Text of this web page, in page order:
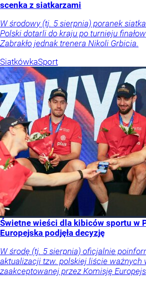
scenka z siatkarzami
W środowy (tj. 5 sierpnia) poranek
Polski dotarli do kraju po turnieju
Zabrakło jednak trenera Nikoli Grbicia.
SiatkówkaSport
Świetne wieści dla kibiców sportu w
Europejska podjęła decyzję
W środę (tj. 5 sierpnia) oficjalnie
aktualizacji tzw. polskiej liście ważnych
zaakceptowanej przez Komisję